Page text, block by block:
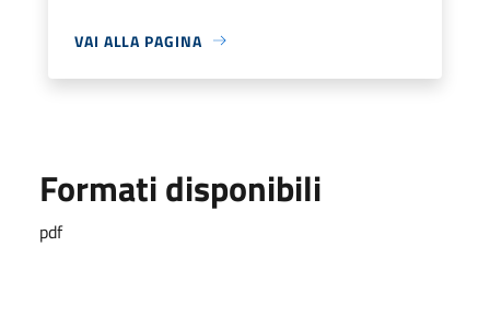
VAI ALLA PAGINA
Formati disponibili
pdf